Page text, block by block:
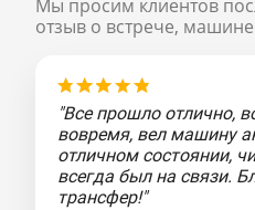
Мы просим клиентов
отзыв о встрече,
"Все прошло отлично,
вовремя, вел машину
отличном состоянии,
всегда был на связи.
трансфер!"